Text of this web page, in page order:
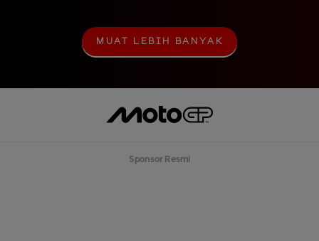
M
U
E
B
B
MUAT LEBIH BANYAK
Sponsor Resmi